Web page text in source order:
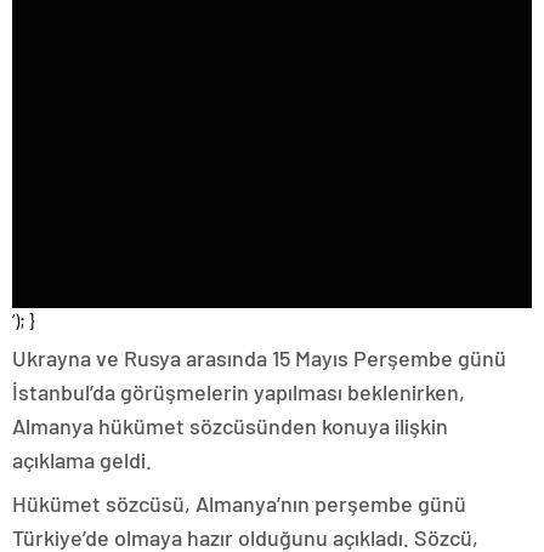
‘); }
Ukrayna ve Rusya arasında 15 Mayıs Perşembe günü
İstanbul’da görüşmelerin yapılması beklenirken,
Almanya hükümet sözcüsünden konuya ilişkin
açıklama geldi.
Hükümet sözcüsü, Almanya’nın perşembe günü
Türkiye’de olmaya hazır olduğunu açıkladı. Sözcü,